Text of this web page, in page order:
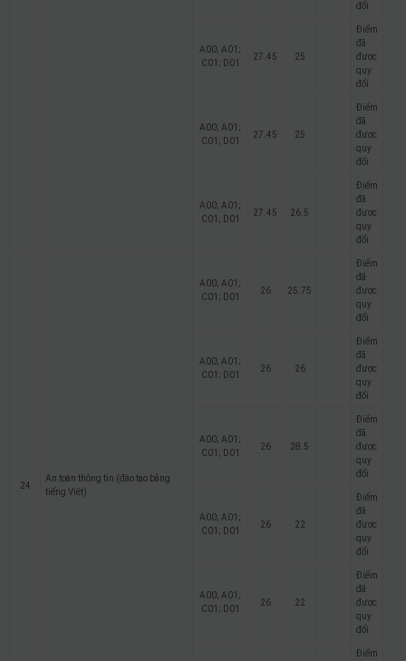
đổi
A00; A01;
C01; D01
27.45 25
Điểm
đã
được
quy
đổi
A00; A01;
C01; D01
27.45 25
Điểm
đã
được
quy
đổi
A00; A01;
C01; D01
27.45 26.5
Điểm
đã
được
quy
đổi
24
An toàn thông tin (đào tạo bằng
tiếng Việt)
A00; A01;
C01; D01
26 25.75
Điểm
đã
được
quy
đổi
A00; A01;
C01; D01
26 26
Điểm
đã
được
quy
đổi
A00; A01;
C01; D01
26 28.5
Điểm
đã
được
quy
đổi
A00; A01;
C01; D01
26 22
Điểm
đã
được
quy
đổi
A00; A01;
C01; D01
26 22
Điểm
đã
được
quy
đổi
Điểm